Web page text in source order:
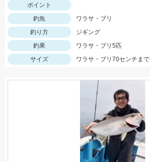
ポイント
釣魚
ワラサ・ブリ
釣り方
ジギング
釣果
ワラサ・ブリ5匹
サイズ
ワラサ・ブリ70センチまで